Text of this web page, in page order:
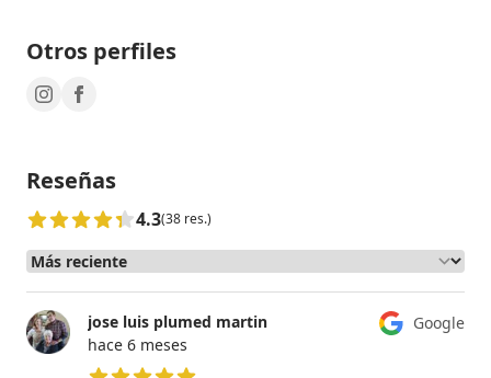
Otros perfiles
Reseñas
4.3(38 res.)
Google
jose luis plumed martin
hace 6 meses